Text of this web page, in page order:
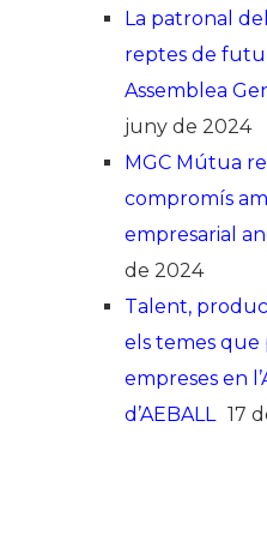
La patronal
reptes de
Assemblea
juny de 2024
MGC Mútua
compromís
empresarial
de 2024
Talent,
els temes que
empreses en
d’AEBALL 17